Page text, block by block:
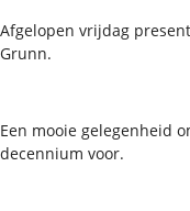
Afgelopen vrijdag
Grunn.
Een mooie gelegenheid
decennium voor.